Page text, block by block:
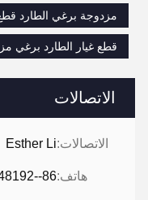
الاتصالات
الاتصالات:Esther Li
هاتف:86--18952048192
مزدوجة برغي الطارد قطع
قطع غيار الطارد برغي